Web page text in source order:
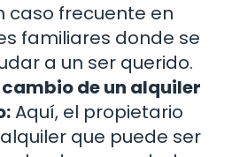
caso frecuente en
familiares donde se
a un ser querido.
de un alquiler
Aquí, el propietario
que puede ser